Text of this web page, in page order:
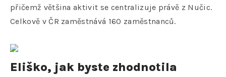
přičemž většina aktivit se centralizuje právě z Nučic.
Celkově v ČR zaměstnává 160 zaměstnanců.
Eliško, jak byste zhodnotila